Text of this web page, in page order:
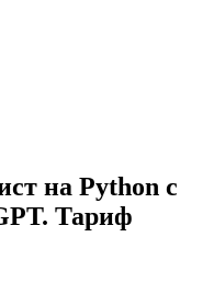
на Python с
Тариф